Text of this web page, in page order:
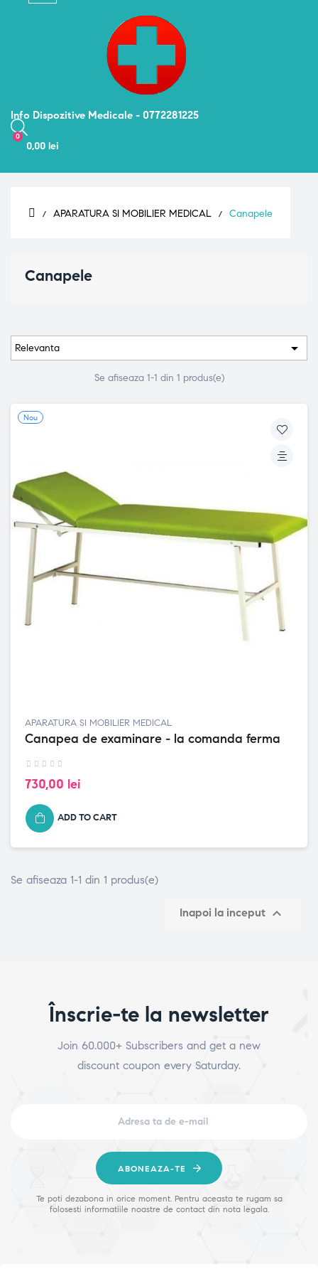
Info Dispozitive Medicale - 0772281225
0
0,00 lei
APARATURA SI MOBILIER MEDICAL Canapele
Canapele
Relevanta 
Se afiseaza 1-1 din 1 produs(e)
Nou
APARATURA SI MOBILIER MEDICAL
Canapea de examinare - la comanda ferma
730,00 lei
ADD TO CART
Se afiseaza 1-1 din 1 produs(e)
Inapoi la inceput 
Înscrie-te la newsletter
Join 60.000+ Subscribers and get a new
discount coupon every Saturday.
ABONEAZA-TE
Te poti dezabona in orice moment. Pentru aceasta te rugam sa
folosesti informatiile noastre de contact din nota legala.